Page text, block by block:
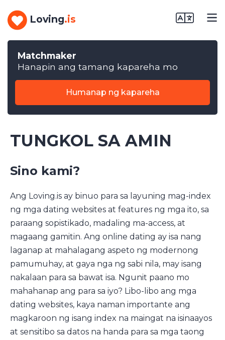
Loving.is
Matchmaker
Hanapin ang tamang kapareha mo
Humanap ng kapareha
TUNGKOL SA AMIN
Sino kami?
Ang Loving.is ay binuo para sa layuning mag-index
ng mga dating websites at features ng mga ito, sa
paraang sopistikado, madaling ma-access, at
magaang gamitin. Ang online dating ay isa nang
laganap at mahalagang aspeto ng modernong
pamumuhay, at gaya nga ng sabi nila, may isang
nakalaan para sa bawat isa. Ngunit paano mo
mahahanap ang para sa iyo? Libo-libo ang mga
dating websites, kaya naman importante ang
magkaroon ng isang index na maingat na isinaayos
at sensitibo sa datos na handa para sa mga taong